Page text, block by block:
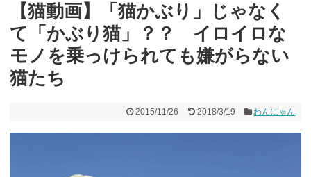
【猫動画】「猫かぶり」じゃなく
て「かぶり猫」？？ イロイロな
モノを乗っけられても嫌がらない
猫たち
2015/11/26 2018/3/19 わんにゃん